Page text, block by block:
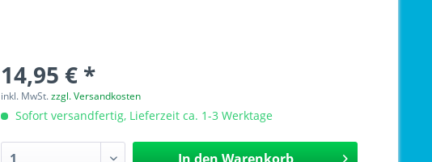
14,95 € *
inkl. MwSt.zzgl. Versandkosten
Sofort versandfertig, Lieferzeit ca. 1-3 Werktage